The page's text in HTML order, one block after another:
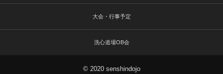
大会・行事予定
洗心道場OB会
© 2020 senshindojo